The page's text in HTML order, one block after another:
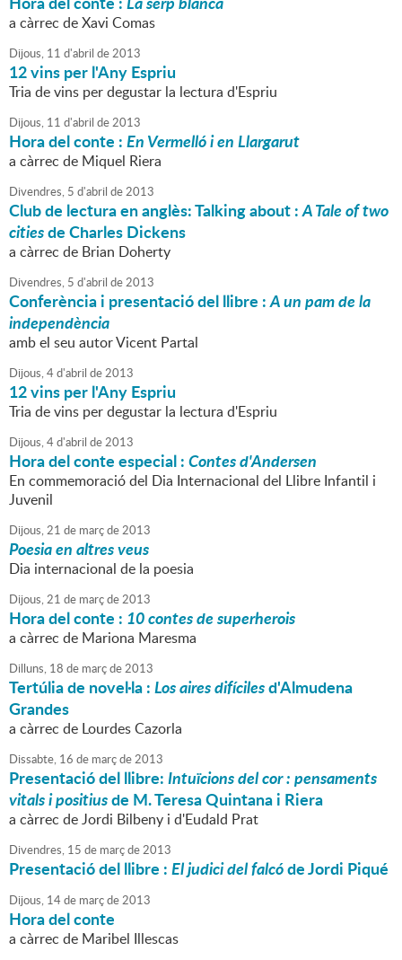
a càrrec de Xavi Comas
Dijous, 11 d'abril de2013
12 vins per l'Any Espriu
Tria de vins per degustar la lectura d'Espriu
Dijous, 11 d'abril de2013
Hora del conte :En Vermelló i en Llargarut
a càrrec de Miquel Riera
Divendres, 5 d'abril de2013
Club de lectura en anglès: Talking about :A Tale of two
citiesde Charles Dickens
a càrrec de Brian Doherty
Divendres, 5 d'abril de2013
Conferència i presentació del llibre :A un pam de la
independència
amb el seu autor Vicent Partal
Dijous,4d'abril de2013
12 vins per l'Any Espriu
Tria de vins per degustar la lectura d'Espriu
Dijous,4d'abril de2013
Hora del conte especial :Contes d'Andersen
En commemoració del Dia Internacional del Llibre Infantil i
Juvenil
Dijous,21 de marçde2013
Poesia en altres veus
Dia internacional de la poesia
Dijous,21 de marçde2013
Hora del conte : 10 contes de superherois
a càrrec de Mariona Maresma
Dilluns, 18 de marçde2013
Tertúlia de novel·la :Los aires difícilesd'Almudena
Grandes
a càrrec de Lourdes Cazorla
Dissabte, 16 de marçde2013
Presentació del llibre:Intuïcions del cor : pensaments
vitals i positiusde M. Teresa Quintana i Riera
a càrrec de Jordi Bilbeny i d'Eudald Prat
Divendres, 15 de marçde2013
Presentació del llibre :El judici del falcóde Jordi Piqué
Dijous, 14de marçde2013
Hora del conte
a càrrec de Maribel Illescas